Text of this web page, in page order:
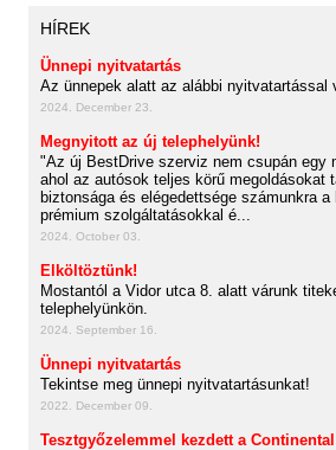
HÍREK
Ünnepi nyitvatartás
Az ünnepek alatt az alábbi nyitvatartással
2024. December 23.
Megnyitott az új telephelyünk!
"Az új BestDrive szerviz nem csupán egy
ahol az autósok teljes körű megoldásokat
biztonsága és elégedettsége számunkra
prémium szolgáltatásokkal é...
2024. October 03.
Elköltöztünk!
Mostantól a Vidor utca 8. alatt várunk
telephelyünkön.
2024. September 16.
Ünnepi nyitvatartás
Tekintse meg ünnepi nyitvatartásunkat!
2022. December 09.
Tesztgyőzelemmel kezdett a